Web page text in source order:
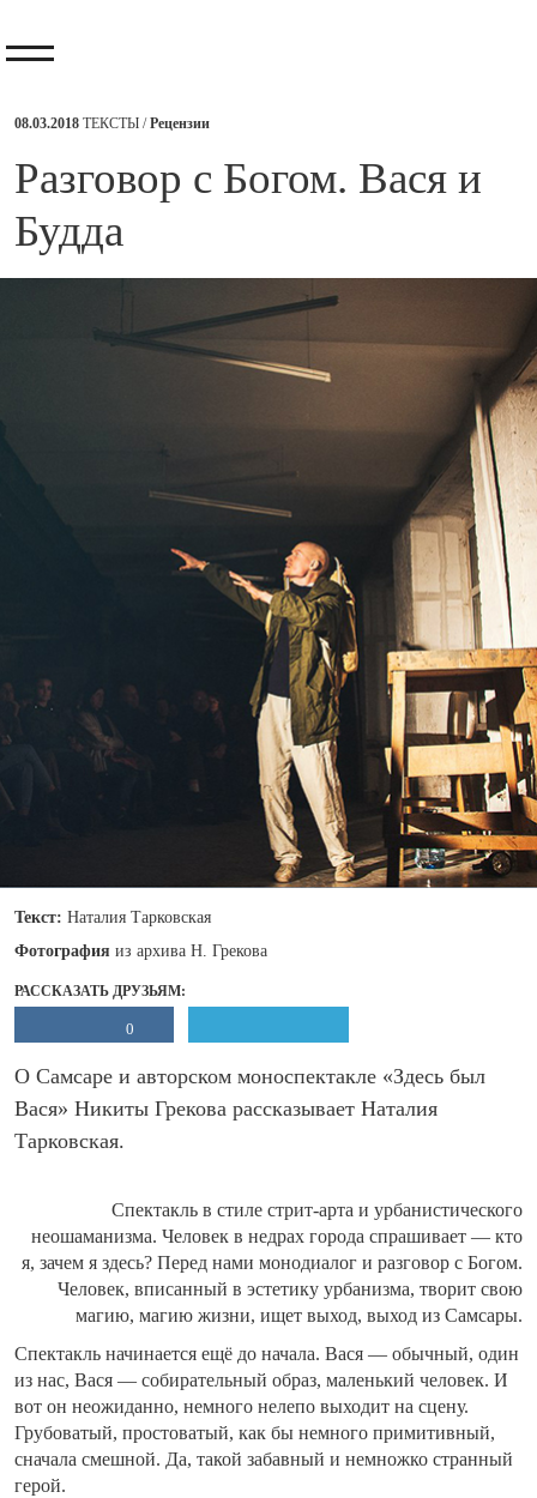
08.03.2018 ТЕКСТЫ /Рецензии
​Разговор с Богом. Вася и
Будда
Текст: Наталия Тарковская
Фотография из архива Н. Грекова
РАССКАЗАТЬ ДРУЗЬЯМ:
0
О Самсаре и авторском моноспектакле «Здесь был
Вася» Никиты Грекова рассказывает Наталия
Тарковская.
Спектакль в стиле стрит-арта и урбанистического
неошаманизма. Человек в недрах города спрашивает — кто
я, зачем я здесь? Перед нами монодиалог и разговор с Богом.
Человек, вписанный в эстетику урбанизма, творит свою
магию, магию жизни, ищет выход, выход из Самсары.
Спектакль начинается ещё до начала. Вася — обычный, один
из нас, Вася — собирательный образ, маленький человек. И
вот он неожиданно, немного нелепо выходит на сцену.
Грубоватый, простоватый, как бы немного примитивный,
сначала смешной. Да, такой забавный и немножко странный
герой.